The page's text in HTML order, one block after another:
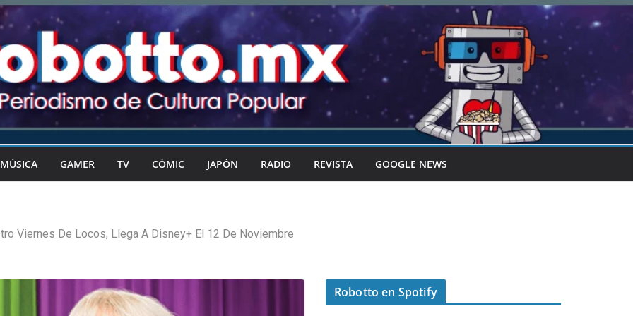
MÚSICA GAMER TV CÓMIC JAPÓN RADIO REVISTA GOOGLE NEWS
Viernes De Locos, Llega A Disney+ El 12 De Noviembre
Robotto en Spotify